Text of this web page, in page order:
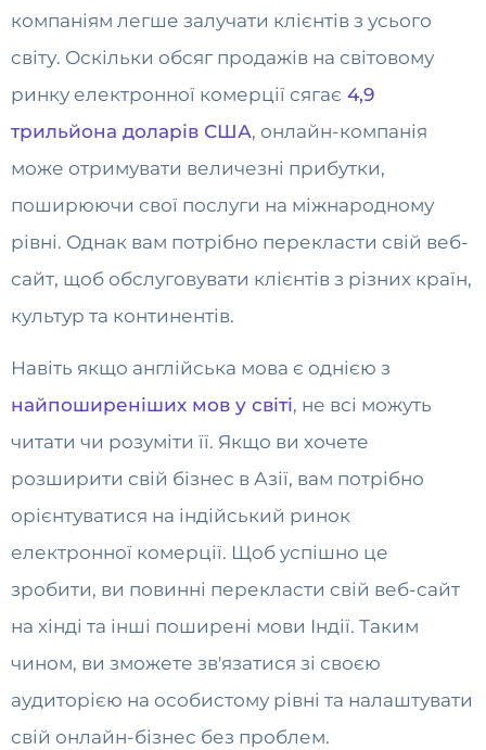
компаніям легше залучати клієнтів з усього
світу. Оскільки обсяг продажів на світовому
ринку електронної комерції сягає 4,9
трильйона доларів США, онлайн-компанія
може отримувати величезні прибутки,
поширюючи свої послуги на міжнародному
рівні. Однак вам потрібно перекласти свій веб-
сайт, щоб обслуговувати клієнтів з різних країн,
культур та континентів.
Навіть якщо англійська мова є однією з
найпоширеніших мов у світі, не всі можуть
читати чи розуміти її. Якщо ви хочете
розширити свій бізнес в Азії, вам потрібно
орієнтуватися на індійський ринок
електронної комерції. Щоб успішно це
зробити, ви повинні перекласти свій веб-сайт
на хінді та інші поширені мови Індії. Таким
чином, ви зможете зв'язатися зі своєю
аудиторією на особистому рівні та налаштувати
свій онлайн-бізнес без проблем.